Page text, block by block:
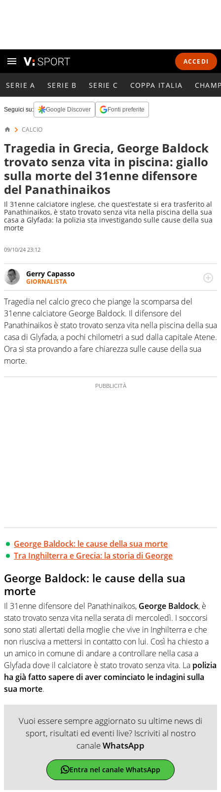
ACCEDI
SERIE A SERIE B SERIE C COPPA ITALIA
Seguici su: Google Discover Fonti preferite
CALCIO
Tragedia in Grecia, George Baldock
trovato senza vita in piscina: giallo
sulla morte del 31enne difensore
del Panathinaikos
Il 31enne calciatore inglese, che quest’estate si era trasferito al
Panathinaikos, è stato trovato senza vita nella piscina della sua
casa a Glyfada: la polizia sta investigando sulle cause della sua
morte
09/10/24 23:12
Gerry Capasso
GIORNALISTA
Per lui gli sport americani non hanno segreti: basket,
football, baseball e la capacità innata di trovare la notizia
dove altri non vedono granché
Tragedia nel calcio greco che piange la scomparsa del
31enne calciatore George Baldock. Il difensore del
Panathinaikos è stato trovato senza vita nella piscina della sua
casa di Glyfada, a pochi chilometri a sud dalla capitale Atene.
Ora si sta provando a fare chiarezza sulle cause della sua
morte.
George Baldock: le cause della sua morte
Tra Inghilterra e Grecia: la storia di George
George Baldock: le cause della sua
morte
Il 31enne difensore del Panathinaikos, George Baldock, è
stato trovato senza vita nella serata di mercoledì. I soccorsi
sono stati allertati della moglie che vive in Inghilterra e che
non riusciva a mettersi in contatto con lui. Così ha chiesto a
un amico in comune di andare a controllare nella casa a
Glyfada dove il calciatore è stato trovato senza vita. La polizia
ha già fatto sapere di aver cominciato le indagini sulla
sua morte.
Vuoi essere sempre aggiornato su ultime news di
sport, risultati ed eventi live? Iscriviti al nostro
canaleWhatsApp
Entra nel canale WhatsApp